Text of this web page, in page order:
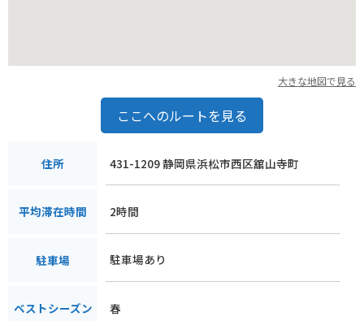
大きな地図で見る
ここへのルートを見る
住所 431-1209 静岡県浜松市西区舘山寺町
平均滞在時間 2時間
駐車場 駐車場あり
ベストシーズン 春